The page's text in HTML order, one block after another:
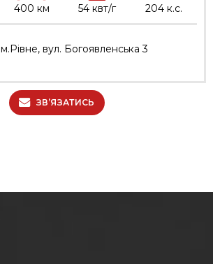
400 км 54 квт/г 204 к.с.
м.Рівне, вул. Богоявленська 3
ЗВ’ЯЗАТИСЬ